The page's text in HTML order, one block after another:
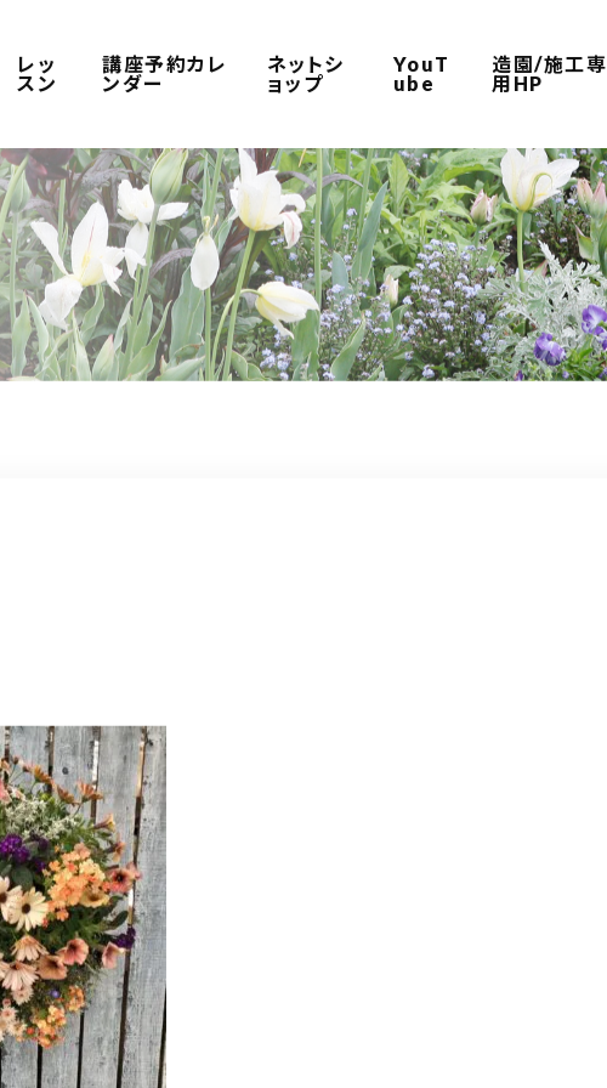
レッ
スン
講座予約カレ
ンダー
ネットシ
ョップ
YouT
ube
造園/施工専
用HP